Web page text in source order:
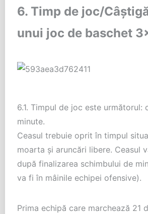
6. Timp de joc/
unui joc de baschet
6.1. Timpul de joc este următorul:
minute.
Ceasul trebuie oprit în timpul
moarta și aruncări libere. Ceasul
după finalizarea schimbului de
va fi în mâinile echipei ofensive).
Prima echipă care marchează 21